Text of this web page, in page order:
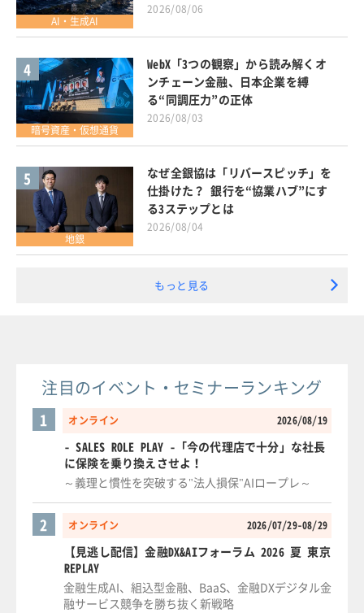
AI・生成AI
2026/08/06
4
暗号資産・仮想通貨
WebX「3つの観察」から読み解くオ
ンチェーン金融、日本企業を縛
る“同調圧力”の正体
2026/08/03
5
地銀
なぜ全銀協は「リバースピッチ」を
仕掛けた？ 銀行を“協業ハブ”にす
る3ステップとは
2026/08/04
もっと見る
注目のイベント・セミナーランキング
オンライン 2026/08/19
1
- SALES ROLE PLAY -「今の代理店で十分」な社長
に保険を乗り換えさせよ！
～義理と慣性を突破する"法人損保"AIロープレ～
オンライン 2026/07/29-08/29
2
【見逃し配信】金融DX&AIフォーラム 2026 夏 東京
REPLAY
金融生成AI、組込型金融、BaaS、金融DXデジタル金
融サービス競争を勝ち抜く新戦略